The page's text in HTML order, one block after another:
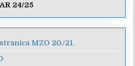
24/25
MZO 20./21.